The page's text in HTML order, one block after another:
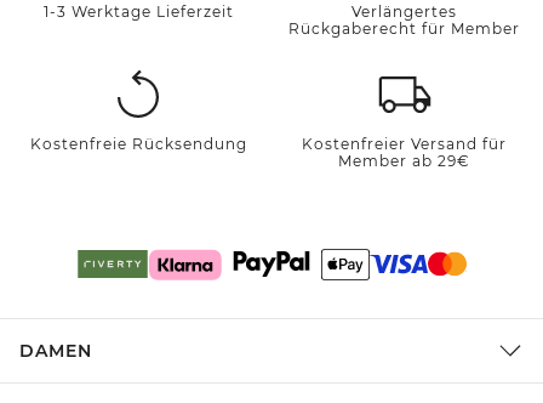
1-3 Werktage Lieferzeit
Verlängertes
Rückgaberecht für Member
Kostenfreie Rücksendung
Kostenfreier Versand für
Member ab 29€
DAMEN